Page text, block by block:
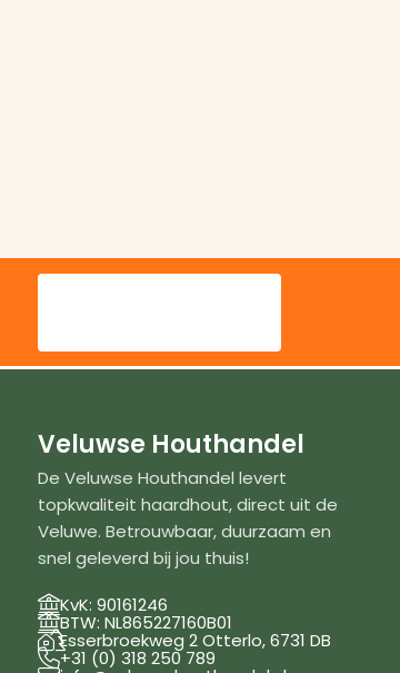
Veluwse Houthandel
De Veluwse Houthandel levert
topkwaliteit haardhout, direct uit de
Veluwe. Betrouwbaar, duurzaam en
snel geleverd bij jou thuis!
KvK: 90161246
BTW: NL865227160B01
Esserbroekweg 2 Otterlo, 6731 DB
+31 (0) 318 250 789